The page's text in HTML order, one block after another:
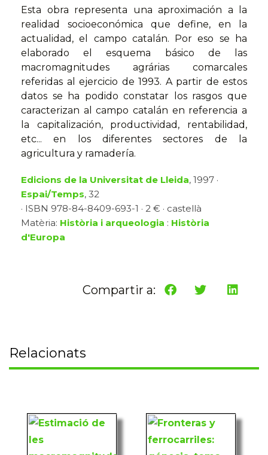
Esta obra representa una aproximación a la
realidad socioeconómica que define, en la
actualidad, el campo catalán. Por eso se ha
elaborado el esquema básico de las
macromagnitudes agrárias comarcales
referidas al ejercicio de 1993. A partir de estos
datos se ha podido constatar los rasgos que
caracterizan al campo catalán en referencia a
la capitalización, productividad, rentabilidad,
etc... en los diferentes sectores de la
agricultura y ramadería.
Edicions de la Universitat de Lleida, 1997 ·
Espai/Temps, 32
· ISBN 978-84-8409-693-1 · 2 € · castellà
Matèria: Història i arqueologia : Història
d'Europa
Compartir a:
Relacionats